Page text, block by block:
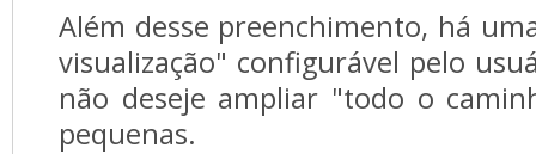
Além desse preenchimento, há
visualização" configurável pelo
não deseje ampliar "todo o
pequenas.